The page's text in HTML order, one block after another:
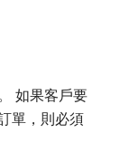
如果客戶要
單，則必須